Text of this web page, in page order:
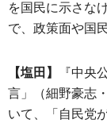
を国民に示さな
で、政策面や国
【塩田】
『中央
言」（細野豪志
いて、「自民党